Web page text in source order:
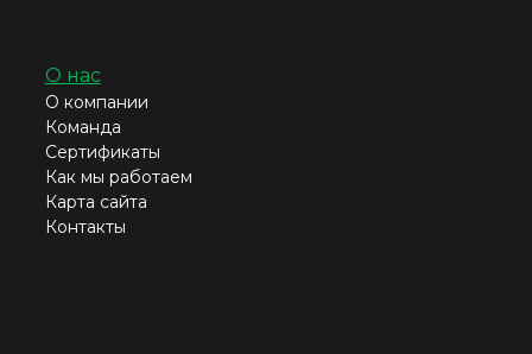
О нас
О компании
Команда
Сертификаты
Как мы работаем
Карта сайта
Контакты